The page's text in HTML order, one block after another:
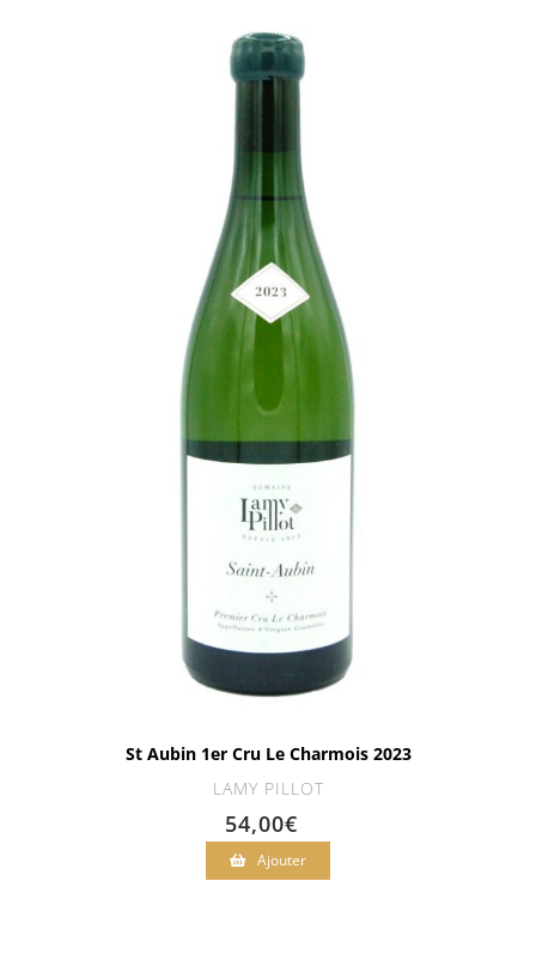
St Aubin 1er Cru Le Charmois 2023
LAMY PILLOT
54,00€
Ajouter